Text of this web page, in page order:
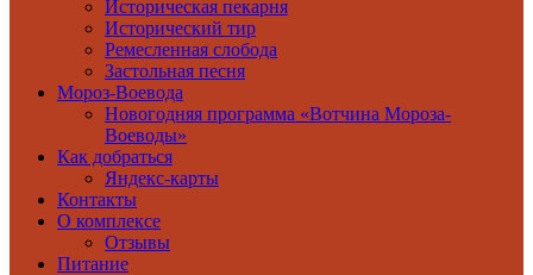
Историческая пекарня
Исторический тир
Ремесленная слобода
Застольная песня
Мороз-Воевода
Новогодняя программа «Вотчина Мороза-
Воеводы»
Как добраться
Яндекс-карты
Контакты
О комплексе
Отзывы
Питание